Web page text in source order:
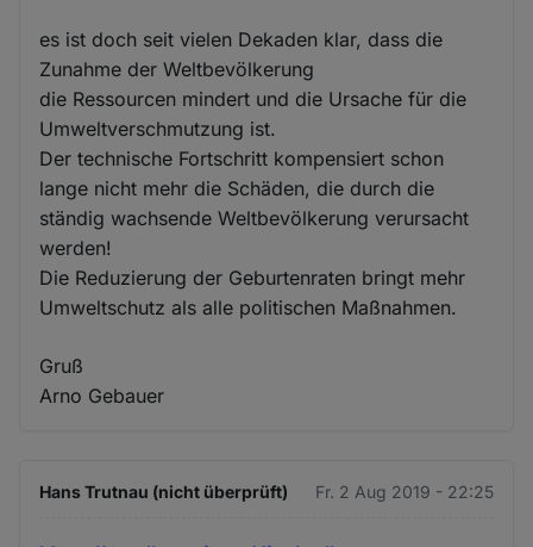
es ist doch seit vielen Dekaden klar, dass die
Zunahme der Weltbevölkerung
die Ressourcen mindert und die Ursache für die
Umweltverschmutzung ist.
Der technische Fortschritt kompensiert schon
lange nicht mehr die Schäden, die durch die
ständig wachsende Weltbevölkerung verursacht
werden!
Die Reduzierung der Geburtenraten bringt mehr
Umweltschutz als alle politischen Maßnahmen.
Gruß
Arno Gebauer
Hans Trutnau (nicht überprüft) Fr. 2 Aug 2019 - 22:25